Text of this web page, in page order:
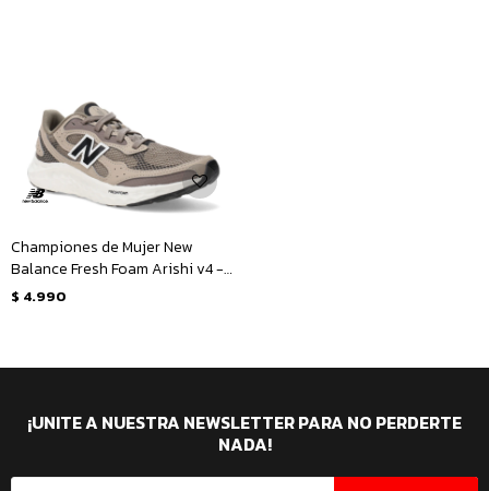
Championes de Mujer New
Balance Fresh Foam Arishi v4 -
Marrón - Negro
$ 4.990
¡UNITE A NUESTRA NEWSLETTER PARA NO PERDERTE
NADA!